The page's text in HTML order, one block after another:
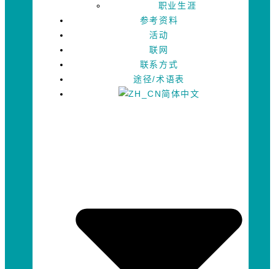
职业生涯
参考资料
活动
联网
联系方式
途径/术语表
简体中文